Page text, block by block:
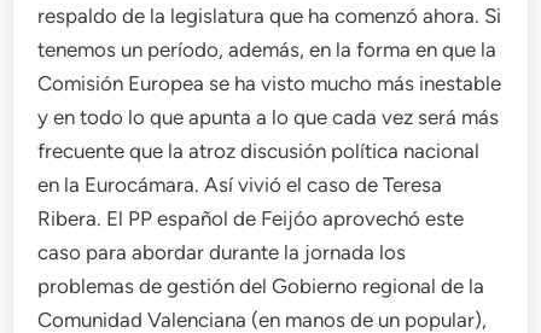
respaldo de la legislatura que ha comenzó ahora. Si
tenemos un período, además, en la forma en que la
Comisión Europea se ha visto mucho más inestable
y en todo lo que apunta a lo que cada vez será más
frecuente que la atroz discusión política nacional
en la Eurocámara. Así vivió el caso de Teresa
Ribera. El PP español de Feijóo aprovechó este
caso para abordar durante la jornada los
problemas de gestión del Gobierno regional de la
Comunidad Valenciana (en manos de un popular),